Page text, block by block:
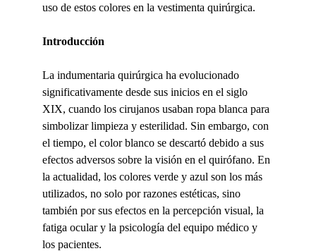
uso de estos colores en la vestimenta quirúrgica.
Introducción
La indumentaria quirúrgica ha evolucionado
significativamente desde sus inicios en el siglo
XIX, cuando los cirujanos usaban ropa blanca para
simbolizar limpieza y esterilidad. Sin embargo, con
el tiempo, el color blanco se descartó debido a sus
efectos adversos sobre la visión en el quirófano. En
la actualidad, los colores verde y azul son los más
utilizados, no solo por razones estéticas, sino
también por sus efectos en la percepción visual, la
fatiga ocular y la psicología del equipo médico y
los pacientes.